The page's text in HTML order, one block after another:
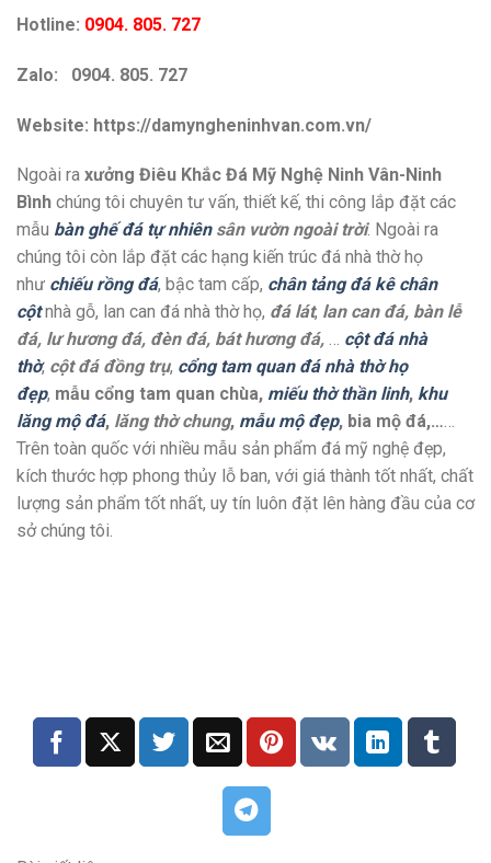
Hotline: 0904. 805. 727
Zalo: 0904. 805. 727
Website: https://damyngheninhvan.com.vn/
Ngoài ra xưởng Điêu Khắc Đá Mỹ Nghệ Ninh Vân-Ninh
Bình chúng tôi chuyên tư vấn, thiết kế, thi công lắp đặt các
mẫu bàn ghế đá tự nhiênsân vườn ngoài trời. Ngoài ra
chúng tôi còn lắp đặt các hạng kiến trúc đá nhà thờ họ
như chiếu rồng đá, bậc tam cấp, chân tảng đá kê chân
cộtnhà gỗ, lan can đá nhà thờ họ, đá lát, lan can đá, bàn lễ
đá, lư hương đá, đèn đá, bát hương đá, … cột đá nhà
thờ, cột đá đồng trụ, cổng tam quan đá nhà thờ họ
đẹp, mẫu cổng tam quan chùa, miếu thờ thần linh, khu
lăng mộ đá, lăng thờ chung, mẫu mộ đẹp, bia mộ đá,……
Trên toàn quốc với nhiều mẫu sản phẩm đá mỹ nghệ đẹp,
kích thước hợp phong thủy lỗ ban, với giá thành tốt nhất, chất
lượng sản phẩm tốt nhất, uy tín luôn đặt lên hàng đầu của cơ
sở chúng tôi.